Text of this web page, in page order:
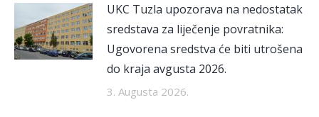
UKC Tuzla upozorava na nedostatak
sredstava za liječenje povratnika:
Ugovorena sredstva će biti utrošena
do kraja avgusta 2026.
3. Augusta 2026.